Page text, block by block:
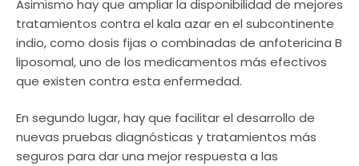
Asimismo hay que ampliar la disponibilidad de mejores
tratamientos contra el kala azar en el subcontinente
indio, como dosis fijas o combinadas de anfotericina B
liposomal, uno de los medicamentos más efectivos
que existen contra esta enfermedad.
En segundo lugar, hay que facilitar el desarrollo de
nuevas pruebas diagnósticas y tratamientos más
seguros para dar una mejor respuesta a las